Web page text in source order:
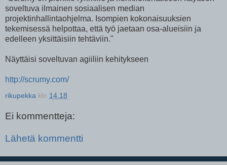
soveltuva ilmainen sosiaalisen median
projektinhallintaohjelma. Isompien kokonaisuuksien
tekemisessä helpottaa, että työ jaetaan osa-alueisiin ja
edelleen yksittäisiin tehtäviin."
Näyttäisi soveltuvan agiiliin kehitykseen
http://scrumy.com/
rikupekka klo 14.18
Ei kommentteja:
Lähetä kommentti